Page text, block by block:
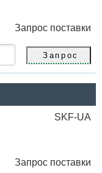
Запрос поставки
SKF-UA
Запрос поставки